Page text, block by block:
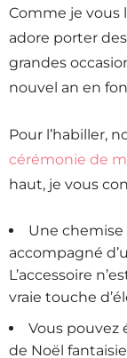
Comme je vous
adore porter
grandes
nouvel an en
Pour l’habiller,
cérémonie de
haut, je vous
Une
accompagné
L’accessoire
vraie touche
Vous
de Noël